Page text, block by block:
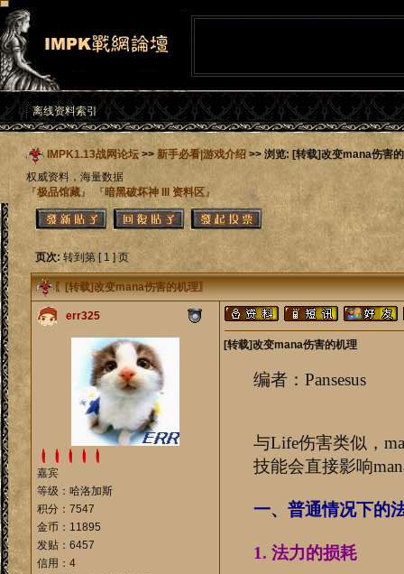
离线资料索引
IMPK1.13战网论坛>> 新手必看|游戏介绍>> 浏览: [转载]改变mana伤害
权威资料，海量数据
『极品馆藏』 『暗黑破坏神 III 资料区』
页次: 转到第 [ 1 ] 页
〖[转载]改变mana伤害的机理〗
err325
嘉宾
等级：哈洛加斯
积分：7547
金币：11895
发贴：6457
信用：4
[转载]改变mana伤害的机理
编者：Pansesus
与Life伤害类似，
技能会直接影响
一、普通情况下的
1. 法力的损耗